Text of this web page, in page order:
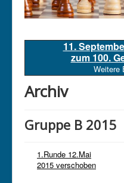
11.
zum 100.
Weitere
Archiv
Gruppe B 2015
1.Runde 12.Mai
2015 verschoben